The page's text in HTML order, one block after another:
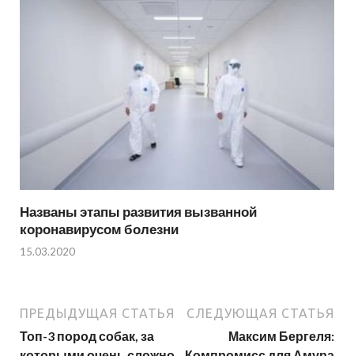
Названы этапы развития вызванной
коронавирусом болезни
15.03.2020
ПРЕДЫДУЩАЯ СТАТЬЯ
Топ-3 пород собак, за
СЛЕДУЮЩАЯ СТАТЬЯ
Максим Бергеля: